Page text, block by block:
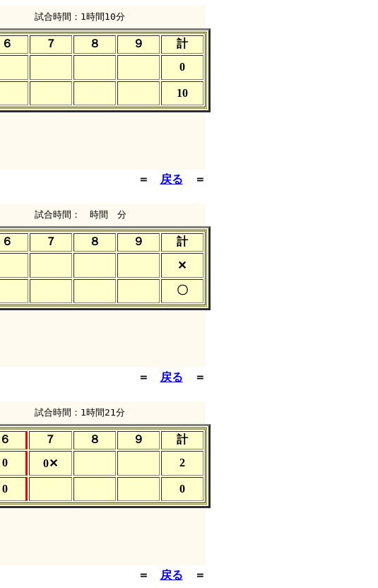
試合時間：1時間10分
６ ７ ８ ９
計
0
10
＝ 戻る ＝
試合時間： 時間 分
６ ７ ８ ９
計
✕
〇
＝ 戻る ＝
試合時間：1時間21分
６ ７ ８ ９
計
0 0✕ 2
0 0
＝ 戻る ＝